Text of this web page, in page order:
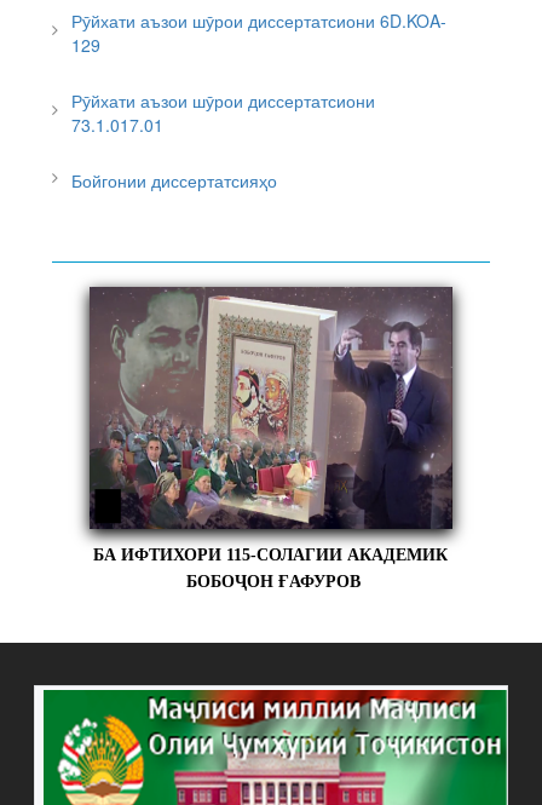
Рӯйхати аъзои шӯрои диссертатсиони 6D.KOA-
129
Рӯйхати аъзои шӯрои диссертатсиони
73.1.017.01
Бойгонии диссертатсияҳо
БА ИФТИХОРИ 115-СОЛАГИИ АКАДЕМИК
БОБОҶОН ҒАФУРОВ